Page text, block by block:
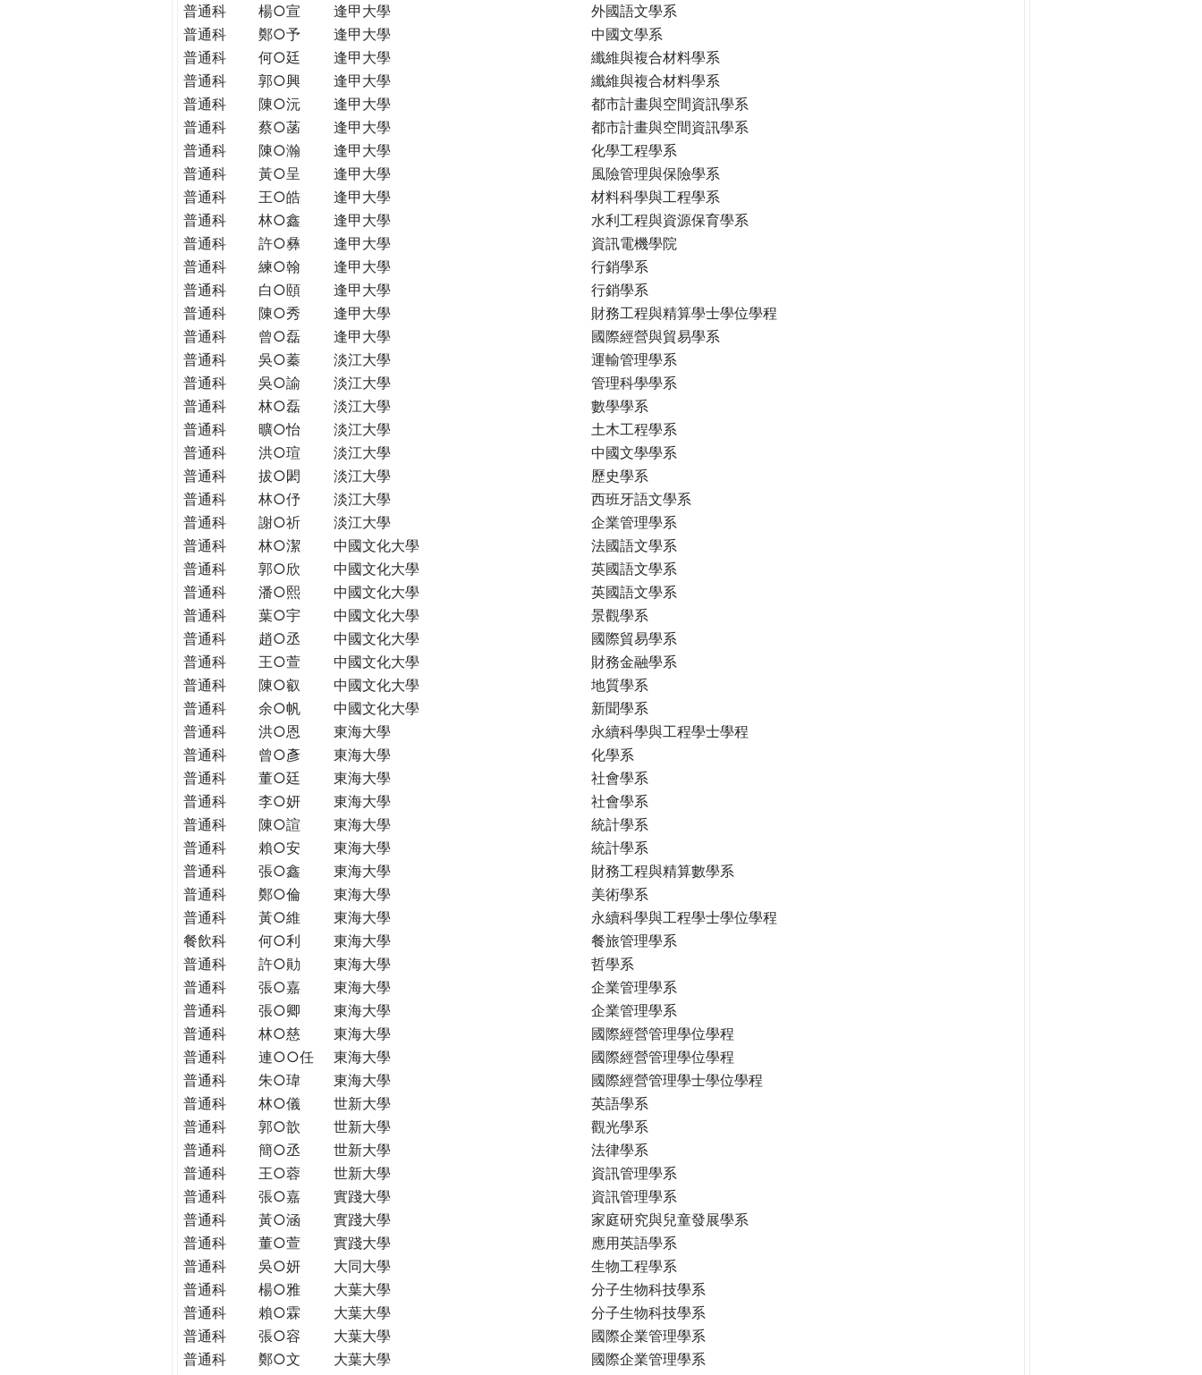
普通科
楊○宣 逢甲大學
外國語文學系
普通科
鄭○予 逢甲大學
中國文學系
普通科
何○廷 逢甲大學
纖維與複合材料學系
普通科
郭○興 逢甲大學
纖維與複合材料學系
普通科
陳○沅 逢甲大學
都市計畫與空間資訊學系
普通科
蔡○菡 逢甲大學
都市計畫與空間資訊學系
普通科
陳○瀚 逢甲大學
化學工程學系
普通科
黃○呈 逢甲大學
風險管理與保險學系
普通科
王○皓 逢甲大學
材料科學與工程學系
普通科
林○鑫 逢甲大學
水利工程與資源保育學系
普通科
許○彝 逢甲大學
資訊電機學院
普通科
練○翰 逢甲大學
行銷學系
普通科
白○頤 逢甲大學
行銷學系
普通科
陳○秀 逢甲大學
財務工程與精算學士學位學程
普通科
曾○磊 逢甲大學
國際經營與貿易學系
普通科
吳○蓁 淡江大學
運輸管理學系
普通科
吳○諭 淡江大學
管理科學學系
普通科
林○磊 淡江大學
數學學系
普通科
曠○怡 淡江大學
土木工程學系
普通科
洪○瑄 淡江大學
中國文學學系
普通科
拔○閎 淡江大學
歷史學系
普通科
林○伃 淡江大學
西班牙語文學系
普通科
謝○祈 淡江大學
企業管理學系
普通科
林○潔 中國文化大學
法國語文學系
普通科
郭○欣 中國文化大學
英國語文學系
普通科
潘○熙 中國文化大學
英國語文學系
普通科
葉○宇 中國文化大學
景觀學系
普通科
趙○丞 中國文化大學
國際貿易學系
普通科
王○萱 中國文化大學
財務金融學系
普通科
陳○叡 中國文化大學
地質學系
普通科
余○帆 中國文化大學
新聞學系
普通科
洪○恩 東海大學
永續科學與工程學士學程
普通科
曾○彥 東海大學
化學系
普通科
董○廷 東海大學
社會學系
普通科
李○妍 東海大學
社會學系
普通科
陳○諠 東海大學
統計學系
普通科
賴○安 東海大學
統計學系
普通科
張○鑫 東海大學
財務工程與精算數學系
普通科
鄭○倫 東海大學
美術學系
普通科
黃○維 東海大學
永續科學與工程學士學位學程
餐飲科
何○利 東海大學
餐旅管理學系
普通科
許○勛 東海大學
哲學系
普通科
張○嘉 東海大學
企業管理學系
普通科
張○卿 東海大學
企業管理學系
普通科
林○慈 東海大學
國際經營管理學位學程
普通科
連○○任 東海大學
國際經營管理學位學程
普通科
朱○瑋 東海大學
國際經營管理學士學位學程
普通科
林○儀 世新大學
英語學系
普通科
郭○歆 世新大學
觀光學系
普通科
簡○丞 世新大學
法律學系
普通科
王○蓉 世新大學
資訊管理學系
普通科
張○嘉 實踐大學
資訊管理學系
普通科
黃○涵 實踐大學
家庭研究與兒童發展學系
普通科
董○萱 實踐大學
應用英語學系
普通科
吳○妍 大同大學
生物工程學系
普通科
楊○雅 大葉大學
分子生物科技學系
普通科
賴○霖 大葉大學
分子生物科技學系
普通科
張○容 大葉大學
國際企業管理學系
普通科
鄭○文 大葉大學
國際企業管理學系